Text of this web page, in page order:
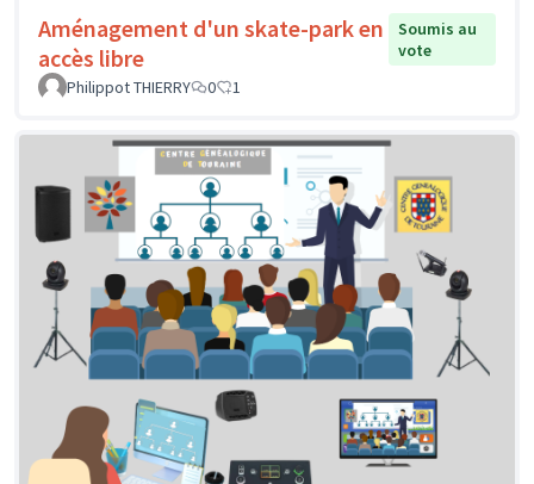
Aménagement d'un skate-park en
accès libre
Soumis au
vote
Philippot THIERRY
0 1